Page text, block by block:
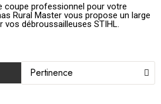
coupe professionnel pour votre
Rural Master vous propose un large
débroussailleuses STIHL.